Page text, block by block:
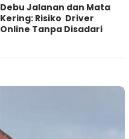
Debu Jalanan dan Mata
Kering: Risiko Driver
Online Tanpa Disadari